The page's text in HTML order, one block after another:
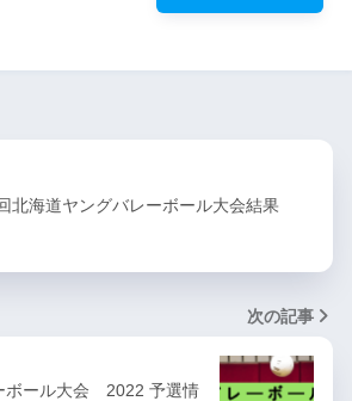
北海道ヤングバレーボール大会結果
次の記事
ボール大会 2022 予選情